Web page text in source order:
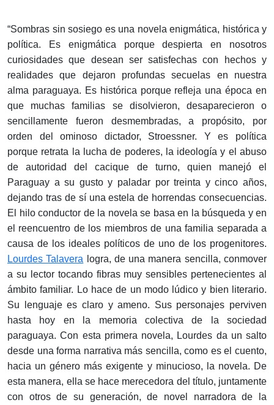
“Sombras sin sosiego es una novela enigmática, histórica y
política. Es enigmática porque despierta en nosotros
curiosidades que desean ser satisfechas con hechos y
realidades que dejaron profundas secuelas en nuestra
alma paraguaya. Es histórica porque refleja una época en
que muchas familias se disolvieron, desaparecieron o
sencillamente fueron desmembradas, a propósito, por
orden del ominoso dictador, Stroessner. Y es política
porque retrata la lucha de poderes, la ideología y el abuso
de autoridad del cacique de turno, quien manejó el
Paraguay a su gusto y paladar por treinta y cinco años,
dejando tras de sí una estela de horrendas consecuencias.
El hilo conductor de la novela se basa en la búsqueda y en
el reencuentro de los miembros de una familia separada a
causa de los ideales políticos de uno de los progenitores.
Lourdes Talavera logra, de una manera sencilla, conmover
a su lector tocando fibras muy sensibles pertenecientes al
ámbito familiar. Lo hace de un modo lúdico y bien literario.
Su lenguaje es claro y ameno. Sus personajes perviven
hasta hoy en la memoria colectiva de la sociedad
paraguaya. Con esta primera novela, Lourdes da un salto
desde una forma narrativa más sencilla, como es el cuento,
hacia un género más exigente y minucioso, la novela. De
esta manera, ella se hace merecedora del título, juntamente
con otros de su generación, de novel narradora de la